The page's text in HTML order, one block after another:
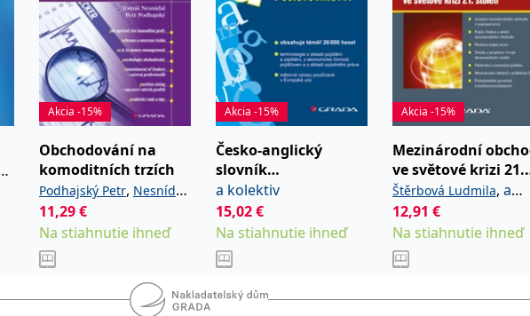
Akcia -15%
Obchodování na
komoditních trzích
Podhajský Petr, Nesnídal
Tomáš
11,29€
Na stiahnutie ihneď
Akcia -15%
Česko-anglický
slovník
pojišťovnictví
a kolektiv
15,02€
Na stiahnutie ihneď
Akcia -15%
Mezinárodní
ve světové krizi 21.
století
Štěrbová Ludmila, a
kolektiv
12,91 €
Na stiahnutie ihneď